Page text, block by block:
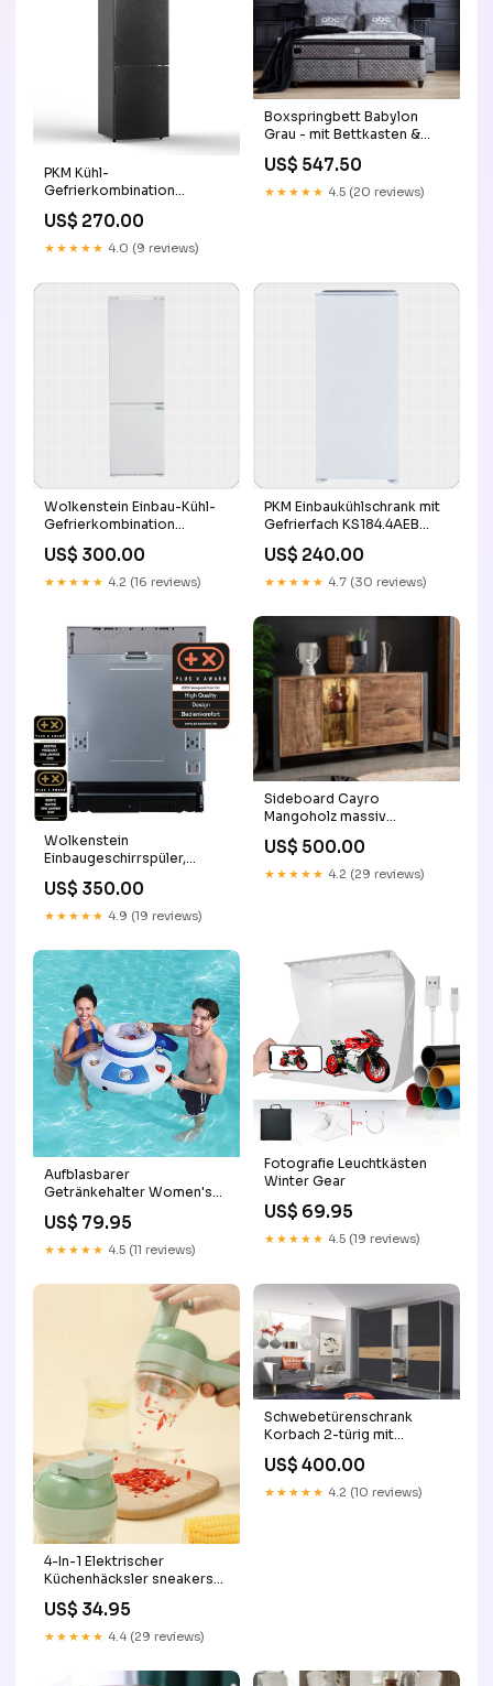
PKM Kühl-
Gefrierkombination
Angie
US$ 270.00
★★★★★ 4.0 (9 reviews)
Boxspringbett Babylon
Grau - mit Bettkasten &
Montage
Liegefläche:140x200
US$ 547.50
★★★★★ 4.5 (20 reviews)
Wolkenstein Einbau-Kühl-
Gefrierkombination
177 cm Nora
US$ 300.00
★★★★★ 4.2 (16 reviews)
PKM Einbaukühlschrank mit
Gefrierfach KS184.4AEB
US$ 240.00
★★★★★ 4.7 (30 reviews)
Wolkenstein
Einbaugeschirrspüler,
Breite 60 cm Größe HxBxT
in cm (mit Verpackung):81-
86 x 60 x 55 cm (89 x 65 x
US$ 350.00
★★★★★ 4.9 (19 reviews)
Sideboard Cayro
Mangoholz massiv
B/H/T 146/180 x 82 x 42 cm
Zubehör
US$ 500.00
★★★★★ 4.2 (29 reviews)
Aufblasbarer
Getränkehalter Women's
US$ 79.95
★★★★★ 4.5 (11 reviews)
Fotografie Leuchtkästen
Winter Gear
US$ 69.95
★★★★★ 4.5 (19 reviews)
4-In-1 Elektrischer
Küchenhäcksler sneakers
US$ 34.95
★★★★★ 4.4 (29 reviews)
Schwebetürenschrank
Korbach 2-türig mit
210 x 59 cm, Zubehör
Premium Farbe
US$ 400.00
★★★★★ 4.2 (10 reviews)